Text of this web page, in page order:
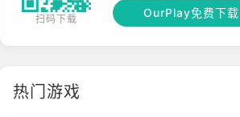
扫码下载 OurPlay免费下载
热门游戏